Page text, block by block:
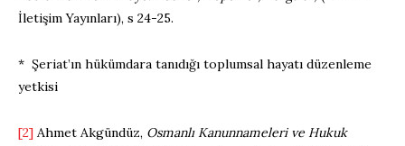
İletişim Yayınları), s 24-25.
* Şeriat’ın hükümdara tanıdığı toplumsal hayatı düzenleme
yetkisi
[2] Ahmet Akgündüz, Osmanlı Kanunnameleri ve Hukuk